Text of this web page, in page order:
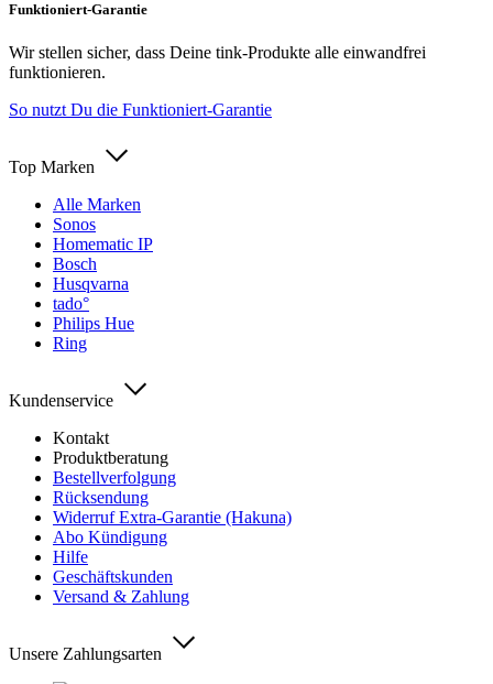
Funktioniert-Garantie
Wir stellen sicher, dass Deine tink-Produkte alle einwandfrei
funktionieren.
So nutzt Du die Funktioniert-Garantie
Top Marken
Alle Marken
Sonos
Homematic IP
Bosch
Husqvarna
tado°
Philips Hue
Ring
Kundenservice
Kontakt
Produktberatung
Bestellverfolgung
Rücksendung
Widerruf Extra-Garantie (Hakuna)
Abo Kündigung
Hilfe
Geschäftskunden
Versand & Zahlung
Unsere Zahlungsarten